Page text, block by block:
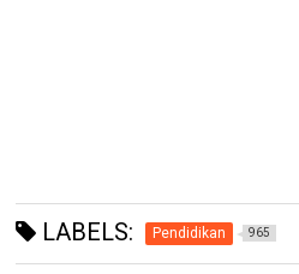
LABELS: Pendidikan 965